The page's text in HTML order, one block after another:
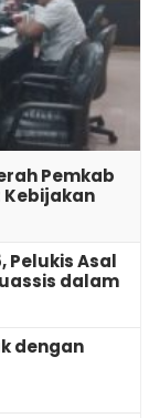
Pemkab
Pelukis Asal
dalam
dengan